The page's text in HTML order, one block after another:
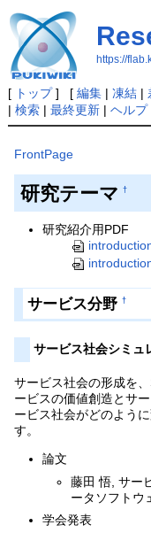
https://
[ トップ] [ 編集| 凍結|
| 検索| 最終更新| ヘルプ
FrontPage
研究テーマ †
研究紹介用PDF
サービス分野 †
サービス社会シミュ
サービス社会の形成を
ービスの価値創造とサ
ービス社会がどのよう
す。
論文
藤田 悟, サー
ータソフトウ
学会発表